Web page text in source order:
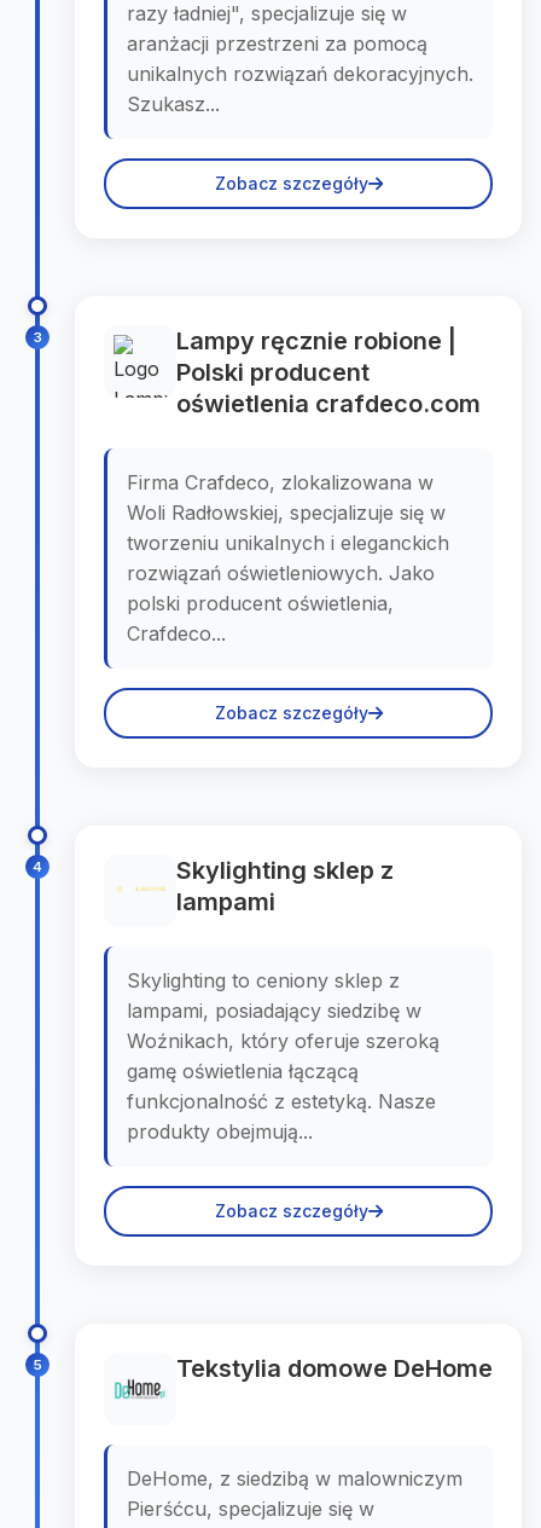
razy ładniej", specjalizuje się w
aranżacji przestrzeni za pomocą
unikalnych rozwiązań dekoracyjnych.
Szukasz...
Zobacz szczegóły
3
Lampy ręcznie robione |
Polski producent
oświetlenia crafdeco.com
Firma Crafdeco, zlokalizowana w
Woli Radłowskiej, specjalizuje się w
tworzeniu unikalnych i eleganckich
rozwiązań oświetleniowych. Jako
polski producent oświetlenia,
Crafdeco...
Zobacz szczegóły
4
Skylighting sklep z
lampami
Skylighting to ceniony sklep z
lampami, posiadający siedzibę w
Woźnikach, który oferuje szeroką
gamę oświetlenia łączącą
funkcjonalność z estetyką. Nasze
produkty obejmują...
Zobacz szczegóły
5 Tekstylia domowe DeHome
DeHome, z siedzibą w malowniczym
Pierśćcu, specjalizuje się w